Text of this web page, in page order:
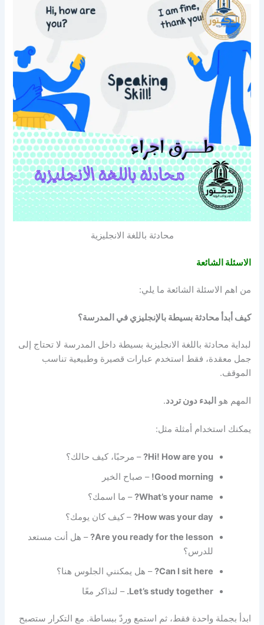
محادثة باللغة الانجليزية
الاسئلة الشائعة
من اهم الاسئلة الشائعة ما يلي:
كيف أبدأ محادثة بسيطة بالإنجليزي في المدرسة؟
لبداية محادثة باللغة الانجليزية بسيطة داخل المدرسة لا تحتاج إلى
جمل معقدة، فقط استخدم عبارات قصيرة وطبيعية تناسب
الموقف.
المهم هو البدء دون تردد.
يمكنك استخدام أمثلة مثل:
Hi! How are you? – مرحبًا، كيف حالك؟
Good morning! – صباح الخير
What’s your name? – ما اسمك؟
How was your day? – كيف كان يومك؟
Are you ready for the lesson? – هل أنت مستعد
للدرس؟
Can I sit here? – هل يمكنني الجلوس هنا؟
Let’s study together. – لنذاكر معًا
ابدأ بجملة واحدة فقط، ثم استمع وردّ ببساطة. مع التكرار ستصبح